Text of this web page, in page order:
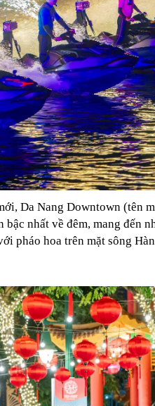
Da Nang Downtown (tên
nhất về đêm, mang đến
pháo hoa trên mặt sông